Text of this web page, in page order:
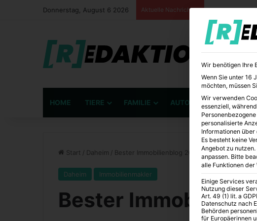
Donnerstag, August 6 2026 Aktuelle Nachrichten
HOME TIERE FAMILIE AUTO BÜCHER
Start / Daheim / Bester Immobilienblog 2021
Daheim Immobilienmakler
Bester
Wir benötigen Ihre
Wenn Sie unter 16
möchten, müssen
Wir verwenden
essenziell,
personalisierte
Informationen über
Es besteht keine
Angebot zu nutzen.
anpassen. Bitte
alle Funktionen
Einige Services
Nutzung dieser
Art. 49 (1) lit. a
Datenschutz nach
Behörden
für Europäerinnen